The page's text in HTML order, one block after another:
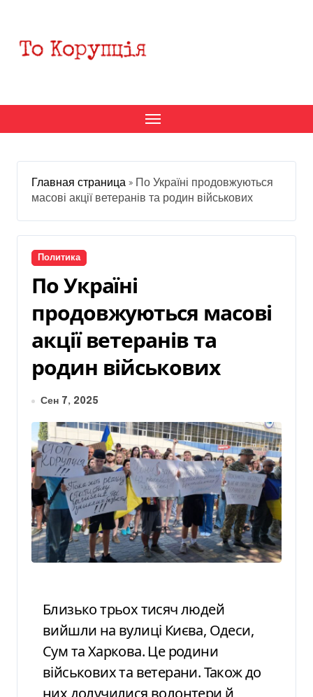
содержанию
Главная страница » По Україні продовжуються
масові акції ветеранів та родин військових
Политика
По Україні
продовжуються масові
акції ветеранів та
родин військових
Сен 7, 2025
Близько трьох тисяч людей
вийшли на вулиці Києва, Одеси,
Сум та Харкова. Це родини
військових та ветерани. Також до